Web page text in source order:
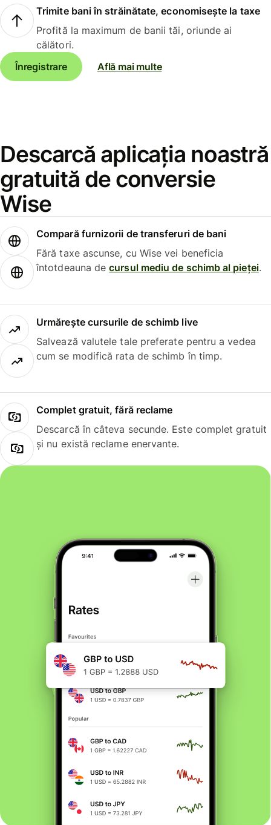
Trimite bani în străinătate, economisește la taxe
Profită la maximum de banii tăi, oriunde ai
călători.
Înregistrare
Află mai multe
Descarcă aplicația noastră
gratuită de conversie
Wise
Compară furnizorii de transferuri de bani
Fără taxe ascunse, cu Wise vei beneficia
întotdeauna decursul mediu de schimb al pieței.
Urmărește cursurile de schimb live
Salvează valutele tale preferate pentru a vedea
cum se modifică rata de schimb în timp.
Complet gratuit, fără reclame
Descarcă în câteva secunde. Este complet gratuit
și nu există reclame enervante.